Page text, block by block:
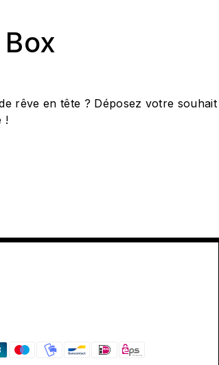
rêve en tête ? Déposez votre souhait
!